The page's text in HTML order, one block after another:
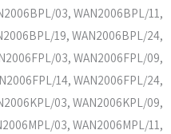
03, WAN2006BPL/11,
19, WAN2006BPL/24,
03, WAN2006FPL/09,
14, WAN2006FPL/24,
03, WAN2006KPL/09,
03, WAN2006MPL/11,